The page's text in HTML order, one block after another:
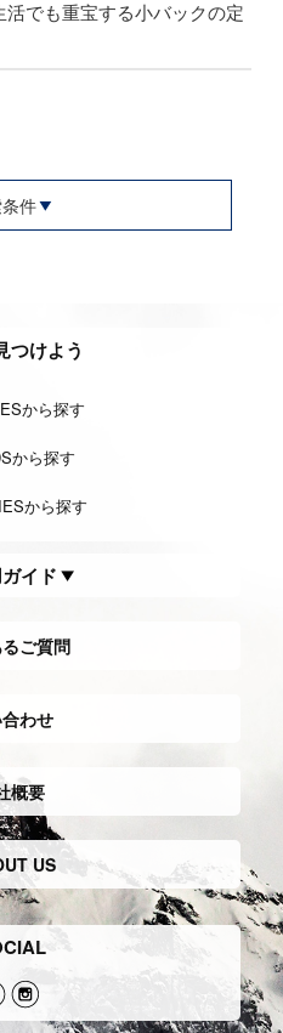
でも重宝する小バックの定
件
つけよう
から探す
から探す
から探す
イド
ご質問
わせ
概要
US